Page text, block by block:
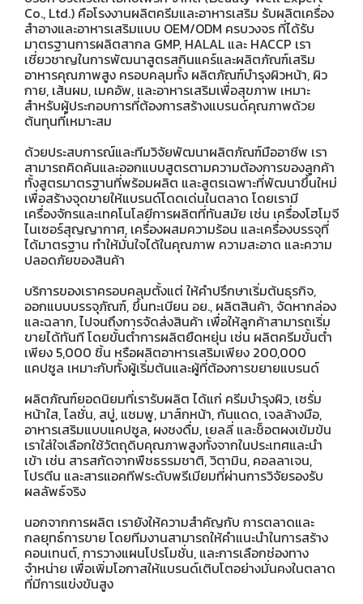
Co., Ltd.) คือโรงงานผลิตครีมและอาหารเสริม รับผลิตเครื่อง
สำอางและอาหารเสริมแบบ OEM/ODM ครบวงจร ที่ได้รับ
มาตรฐานการผลิตสากล GMP, HALAL และ HACCP เรา
เชี่ยวชาญในการพัฒนาสูตรสกินแคร์และผลิตภัณฑ์เสริม
อาหารคุณภาพสูง ครอบคลุมทั้ง ผลิตภัณฑ์บำรุงผิวหน้า, ผิว
กาย, เส้นผม, เมคอัพ, และอาหารเสริมเพื่อสุขภาพ เหมาะ
สำหรับผู้ประกอบการที่ต้องการสร้างแบรนด์คุณภาพด้วย
ต้นทุนที่เหมาะสม
ด้วยประสบการณ์และทีมวิจัยพัฒนาผลิตภัณฑ์มืออาชีพ เรา
สามารถคิดค้นและออกแบบสูตรตามความต้องการของลูกค้า
ทั้งสูตรมาตรฐานที่พร้อมผลิต และสูตรเฉพาะที่พัฒนาขึ้นใหม่
เพื่อสร้างจุดขายให้แบรนด์โดดเด่นในตลาด โดยเรามี
เครื่องจักรและเทคโนโลยีการผลิตที่ทันสมัย เช่น เครื่องโฮโมจี
ไนเซอร์สุญญากาศ, เครื่องผสมความร้อน และเครื่องบรรจุที่
ได้มาตรฐาน ทำให้มั่นใจได้ในคุณภาพ ความสะอาด และความ
ปลอดภัยของสินค้า
บริการของเราครอบคลุมตั้งแต่ ให้คำปรึกษาเริ่มต้นธุรกิจ,
ออกแบบบรรจุภัณฑ์, ขึ้นทะเบียน อย., ผลิตสินค้า, จัดหากล่อง
และฉลาก, ไปจนถึงการจัดส่งสินค้า เพื่อให้ลูกค้าสามารถเริ่ม
ขายได้ทันที โดยขั้นต่ำการผลิตยืดหยุ่น เช่น ผลิตครีมขั้นต่ำ
เพียง 5,000 ชิ้น หรือผลิตอาหารเสริมเพียง 200,000
แคปซูล เหมาะกับทั้งผู้เริ่มต้นและผู้ที่ต้องการขยายแบรนด์
ผลิตภัณฑ์ยอดนิยมที่เรารับผลิต ได้แก่ ครีมบำรุงผิว, เซรั่ม
หน้าใส, โลชั่น, สบู่, แชมพู, มาส์กหน้า, กันแดด, เจลล้างมือ,
อาหารเสริมแบบแคปซูล, ผงชงดื่ม, เยลลี่ และช็อตผงเข้มข้น
เราใส่ใจเลือกใช้วัตถุดิบคุณภาพสูงทั้งจากในประเทศและนำ
เข้า เช่น สารสกัดจากพืชธรรมชาติ, วิตามิน, คอลลาเจน,
โปรตีน และสารแอคทีฟระดับพรีเมียมที่ผ่านการวิจัยรองรับ
ผลลัพธ์จริง
นอกจากการผลิต เรายังให้ความสำคัญกับ การตลาดและ
กลยุทธ์การขาย โดยทีมงานสามารถให้คำแนะนำในการสร้าง
คอนเทนต์, การวางแผนโปรโมชั่น, และการเลือกช่องทาง
จำหน่าย เพื่อเพิ่มโอกาสให้แบรนด์เติบโตอย่างมั่นคงในตลาด
ที่มีการแข่งขันสูง